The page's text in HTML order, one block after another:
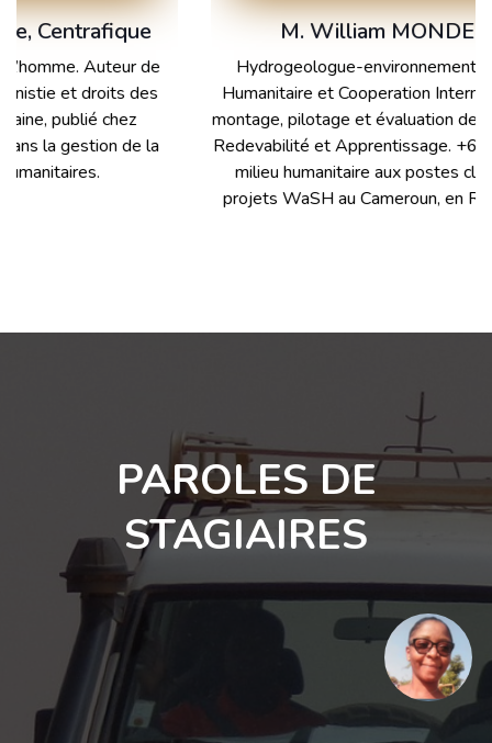
M. William MONDEH, Cameroun
Hydrogeologue-environnementaliste, Master en Aide
Humanitaire et Cooperation Internationale, Certification en
montage, pilotage et évaluation de projets et en Monitoring,
Redevabilité et Apprentissage. +6 ans d’expérience dans le
milieu humanitaire aux postes clés de management de
projets WaSH au Cameroun, en RDC, au Niger et Nigeria.
PAROLES DE
STAGIAIRES